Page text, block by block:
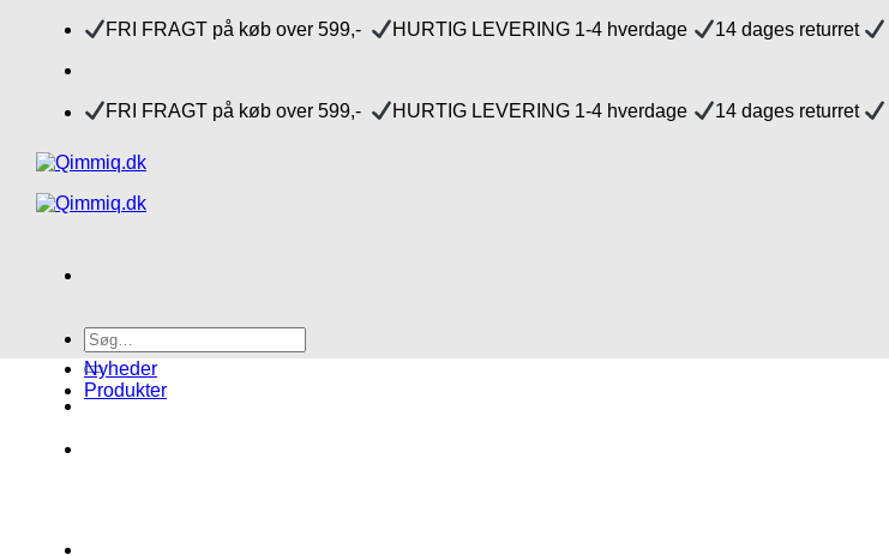
FRI FRAGT på køb over 599,- HURTIG LEVERING 1-4 hverdage 14 dages returret
FRI FRAGT på køb over 599,- HURTIG LEVERING 1-4 hverdage 14 dages returret
Søg
efter:
Nyheder
Produkter